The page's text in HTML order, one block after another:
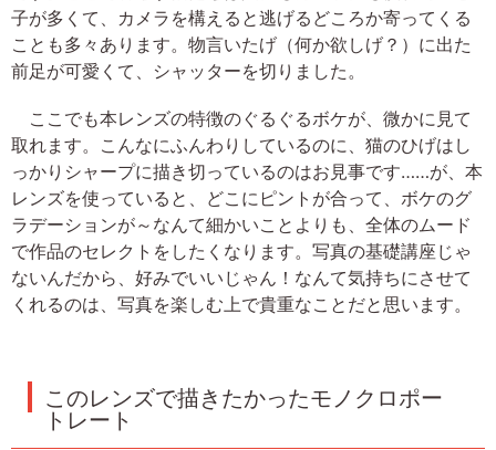
子が多くて、カメラを構えると逃げるどころか寄ってくる
ことも多々あります。物言いたげ（何か欲しげ？）に出た
前足が可愛くて、シャッターを切りました。
ここでも本レンズの特徴のぐるぐるボケが、微かに見て
取れます。こんなにふんわりしているのに、猫のひげはし
っかりシャープに描き切っているのはお見事です……が、本
レンズを使っていると、どこにピントが合って、ボケのグ
ラデーションが～なんて細かいことよりも、全体のムード
で作品のセレクトをしたくなります。写真の基礎講座じゃ
ないんだから、好みでいいじゃん！なんて気持ちにさせて
くれるのは、写真を楽しむ上で貴重なことだと思います。
このレンズで描きたかったモノクロポー
トレート